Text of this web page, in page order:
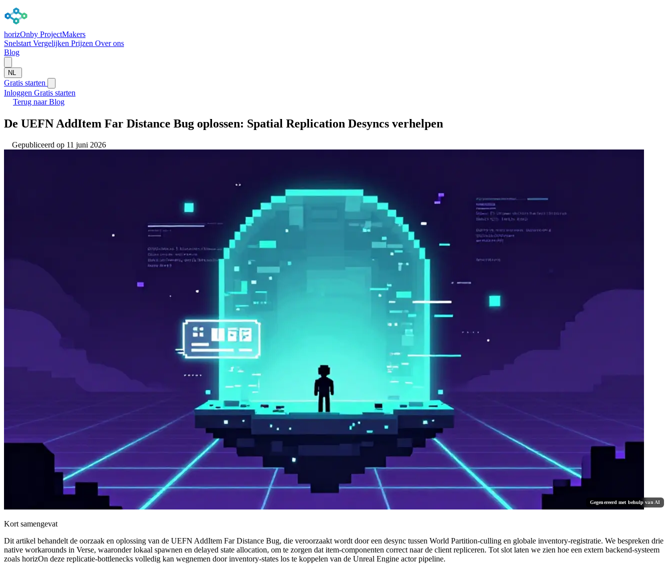
horizOnby ProjectMakers
Snelstart Vergelijken Prijzen Over ons
Blog
NL
Gratis starten
Inloggen Gratis starten
Terug naar Blog
De UEFN AddItem Far Distance Bug oplossen: Spatial Replication Desyncs verhelpen
Gepubliceerd op 11 juni 2026
Gegenereerd met behulp van AI
Kort samengevat
Dit artikel behandelt de oorzaak en oplossing van de UEFN AddItem Far Distance Bug, die veroorzaakt wordt door een desync tussen World Partition-culling en globale inventory-registratie. We bespreken drie
native workarounds in Verse, waaronder lokaal spawnen en delayed state allocation, om te zorgen dat item-componenten correct naar de client repliceren. Tot slot laten we zien hoe een extern backend-systeem
zoals horizOn deze replicatie-bottlenecks volledig kan wegnemen door inventory-states los te koppelen van de Unreal Engine actor pipeline.